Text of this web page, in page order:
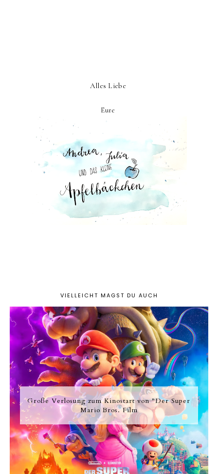
Alles Liebe
Eure
VIELLEICHT MAGST DU AUCH
Große Verlosung zum Kinostart von "Der Super
Mario Bros. Film